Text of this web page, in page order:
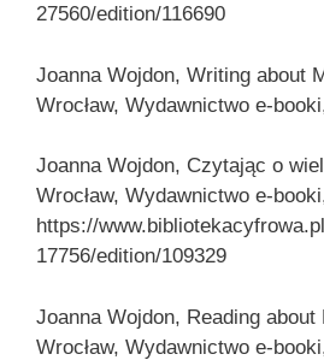
27560/edition/116690
Joanna Wojdon, Writing about
Wrocław, Wydawnictwo e-
Joanna Wojdon, Czytając o
Wrocław, Wydawnictwo e-
https://
17756/edition/109329
Joanna Wojdon, Reading about
Wrocław, Wydawnictwo e-